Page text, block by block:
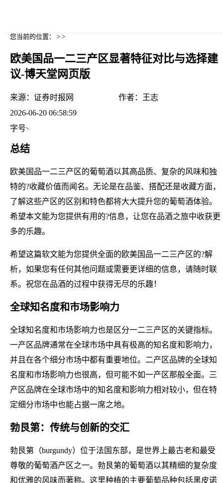
您当前的位置： > >
欧美国品一二三产区显著特征对比与选择建
议-博天堂网页版
来源： 证券时报网 作者：
王志
2026-06-20 06:58:59
字号
总结
欧美国品一二三产区的葡萄酒以其高品质、复杂的风味和独
特的?收藏价值而闻名。无论是在品鉴、搭配还是收藏方面，
了解这些产区的区别和特色都将大大提升您的葡萄酒体验。
希望本文能为您提供有用的?信息，让您在品酒之旅中收获更
多的乐趣。
希望这篇软文能为您提供全面的欧美国品一二三产区的?解
析，如果您有任何其他问题或需要更详细的信息，请随时联
系。祝您在品酒的过程中获得无尽的乐趣！
全球知名度和市场影响力
全球知名度和市场影响力也是区分一二三产区的关键指标。
一产区品牌通常在全球市场中具有极高的知名度和影响力，
并且在各个细分市场中都有重要地位。二产区品牌的全球知
名度和市场影响力也很高，但可能不如一产区那般全面。三
产区品牌在全球市场中的知名度和影响力相对较小，但在特
定细分市场中也能占据一席之地。
勃艮第：传统与创新的交汇
勃艮第（burgundy）位于法国东部，是世界上最古老和最受
尊敬的葡萄酒产区之一。勃艮第的葡萄酒以其精细的复杂度
和优雅的风味而著称。这里种植的主要葡萄品种包括黑皮诺